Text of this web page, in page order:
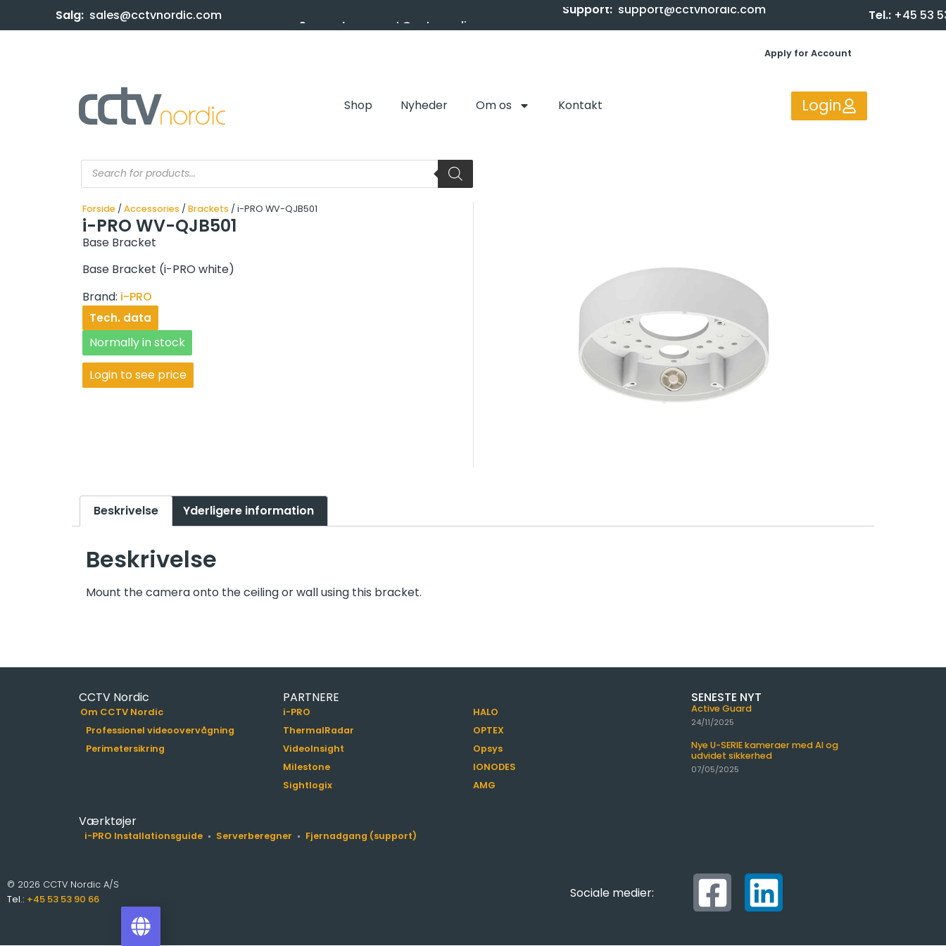
Salg: sales@cctvnordic.com Support: support@cctvnordic.com Tel.: +45 53
Apply for Account
Shop Nyheder Om os Kontakt Login
Forside / Accessories / Brackets / i-PRO WV-QJB501
i-PRO WV-QJB501
Base Bracket
Base Bracket (i-PRO white)
Brand: i-PRO
Tech. data
Normally in stock
Login to see price
Beskrivelse Yderligere information
Beskrivelse
Mount the camera onto the ceiling or wall using this bracket.
CCTV Nordic
Om CCTV Nordic
Professionel videoovervågning
Perimetersikring
PARTNERE
i-PRO
ThermalRadar
VideoInsight
Milestone
Sightlogix
HALO
OPTEX
Opsys
IONODES
AMG
SENESTE NYT
Active Guard
24/11/2025
Nye U-SERIE kameraer med AI og
udvidet sikkerhed
07/05/2025
Værktøjer
i-PRO Installationsguide Serverberegner Fjernadgang (support)
© 2026 CCTV Nordic A/S
Tel.: +45 53 53 90 66 Sociale medier:
i-PRO Product Selector